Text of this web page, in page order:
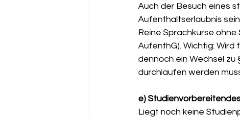
Auch der Besuch eines
Aufenthaltserlaubnis
Reine Sprachkurse ohne
AufenthG). Wichtig: Wird
dennoch ein Wechsel zu
durchlaufen werden muss
e) Studienvorbereitendes
Liegt noch keine